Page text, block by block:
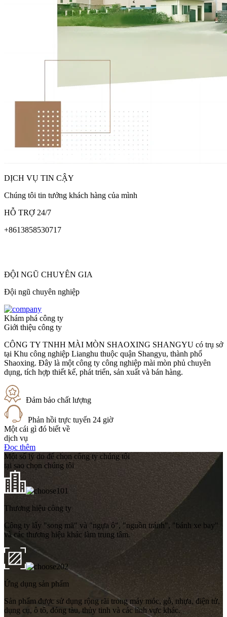
DỊCH VỤ TIN CẬY
Chúng tôi tin tưởng khách hàng của mình
HỖ TRỢ 24/7
+8613858530717
ĐỘI NGŨ CHUYÊN GIA
Đội ngũ chuyên nghiệp
Khám phá công ty
Giới thiệu công ty
CÔNG TY TNHH MÀI MÒN SHAOXING SHANGYU có trụ sở
tại Khu công nghiệp Lianghu thuộc quận Shangyu, thành phố
Shaoxing. Đây là một công ty công nghiệp mài mòn phủ chuyên
dụng, tích hợp thiết kế, phát triển, sản xuất và bán hàng.
Đảm bảo chất lượng
Phản hồi trực tuyến 24 giờ
Một cái gì đó biết về
dịch vụ
Đọc thêm
Một số lý do để chọn công ty chúng tôi
tại sao chọn chúng tôi
01
Thương hiệu công ty
Công ty lấy "song mã" và "ngựa ô", "nguồn tránh", "bánh xe bay"
và các thương hiệu khác làm trung tâm.
02
Ứng dụng sản phẩm
Sản phẩm được sử dụng rộng rãi trong máy móc, gỗ, nhựa, điện tử,
dụng cụ, ô tô, đóng tàu, thủy tinh và các lĩnh vực khác.